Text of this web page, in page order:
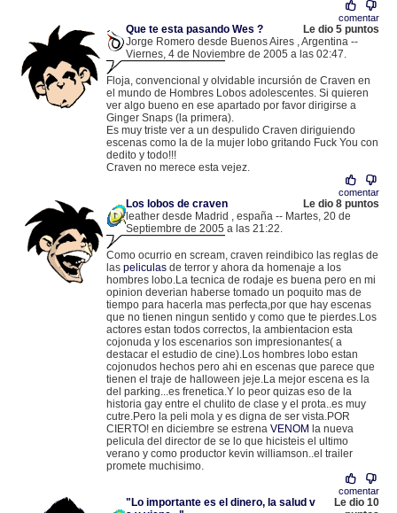
comentar
Que te esta pasando Wes ?
Le dio 5 puntos
Jorge Romero desde Buenos Aires , Argentina --
Viernes, 4 de Noviembre de 2005 a las 02:47.
Floja, convencional y olvidable incursión de Craven en
el mundo de Hombres Lobos adolescentes. Si quieren
ver algo bueno en ese apartado por favor dirigirse a
Ginger Snaps (la primera).
Es muy triste ver a un despulido Craven diriguiendo
escenas como la de la mujer lobo gritando Fuck You con
dedito y todo!!!
Craven no merece esta vejez.
comentar
Los lobos de craven
Le dio 8 puntos
leather desde Madrid , españa -- Martes, 20 de
Septiembre de 2005 a las 21:22.
Como ocurrio en scream, craven reindibico las reglas de
las peliculas de terror y ahora da homenaje a los
hombres lobo.La tecnica de rodaje es buena pero en mi
opinion deverian haberse tomado un poquito mas de
tiempo para hacerla mas perfecta,por que hay escenas
que no tienen ningun sentido y como que te pierdes.Los
actores estan todos correctos, la ambientacion esta
cojonuda y los escenarios son impresionantes( a
destacar el estudio de cine).Los hombres lobo estan
cojonudos hechos pero ahi en escenas que parece que
tienen el traje de halloween jeje.La mejor escena es la
del parking...es frenetica.Y lo peor quizas eso de la
historia gay entre el chulito de clase y el prota..es muy
cutre.Pero la peli mola y es digna de ser vista.POR
CIERTO! en diciembre se estrena VENOM la nueva
pelicula del director de se lo que hicisteis el ultimo
verano y como productor kevin williamson..el trailer
promete muchisimo.
comentar
"Lo importante es el dinero, la salud v
Le dio 10